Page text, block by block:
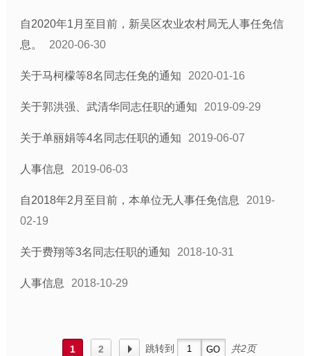
自2020年1月至目前，新吴区农业农村局无人事任免信
息。
2020-06-30
关于马柯檬等8名同志任免的通知 2020-01-16
关于郭洪强、武清华同志任职的通知 2019-09-29
关于单丽娟等4名同志任职的通知 2019-06-07
人事信息 2019-06-03
自2018年2月至目前，本单位无人事任免信息
2019-
02-19
关于费翔等3名同志任职的通知 2018-10-31
人事信息 2018-10-29
1 2 跳转到 共2页